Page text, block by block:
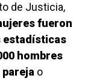
de Justicia,
fueron
estadísticas
hombres
o